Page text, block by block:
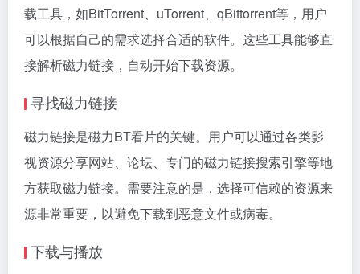
载工具，如BitTorrent、uTorrent、qBittorrent等，用户
可以根据自己的需求选择合适的软件。这些工具能够直
接解析磁力链接，自动开始下载资源。
寻找磁力链接
磁力链接是磁力BT看片的关键。用户可以通过各类影
视资源分享网站、论坛、专门的磁力链接搜索引擎等地
方获取磁力链接。需要注意的是，选择可信赖的资源来
源非常重要，以避免下载到恶意文件或病毒。
下载与播放